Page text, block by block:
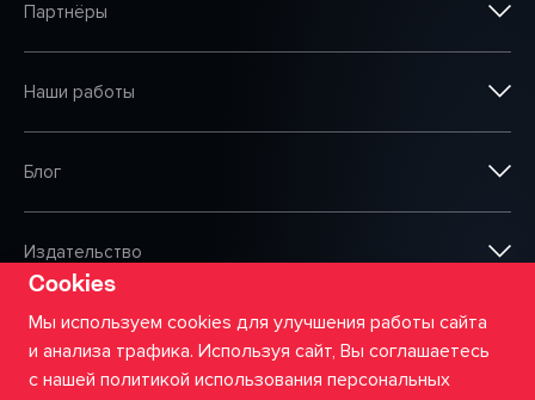
Партнёры
Наши работы
Блог
Издательство
ООО «Сумма АйТи»
Cookies
Мы используем cookies для улучшения работы сайта
и анализа трафика. Используя сайт, Вы соглашаетесь
с нашей политикой использования персональных